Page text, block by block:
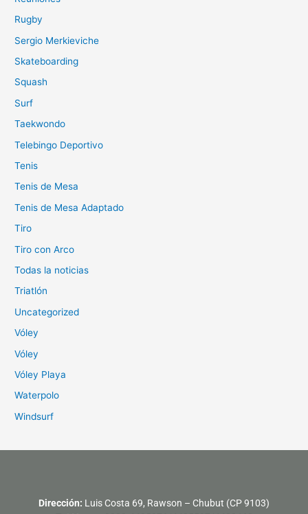
Rugby
Sergio Merkieviche
Skateboarding
Squash
Surf
Taekwondo
Telebingo Deportivo
Tenis
Tenis de Mesa
Tenis de Mesa Adaptado
Tiro
Tiro con Arco
Todas la noticias
Triatlón
Uncategorized
Vóley
Vóley
Vóley Playa
Waterpolo
Windsurf
Dirección: Luis Costa 69, Rawson – Chubut (CP 9103)